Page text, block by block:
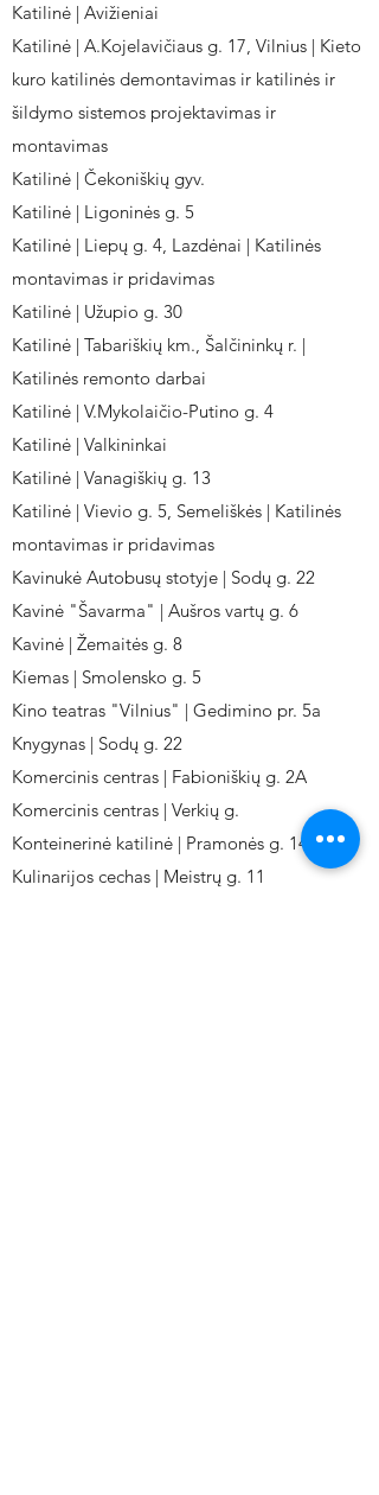
Katilinė | Avižieniai
Katilinė | A.Kojelavičiaus g. 17, Vilnius | Kieto
kuro katilinės demontavimas ir katilinės ir
šildymo sistemos projektavimas ir
montavimas
Katilinė | Čekoniškių gyv.
Katilinė | Ligoninės g. 5
Katilinė | Liepų g. 4, Lazdėnai | Katilinės
montavimas ir pridavimas
Katilinė | Užupio g. 30
Katilinė | Tabariškių km., Šalčininkų r. |
Katilinės remonto darbai
Katilinė | V.Mykolaičio-Putino g. 4
Katilinė | Valkininkai
Katilinė | Vanagiškių g. 13
Katilinė | Vievio g. 5, Semeliškės | Katilinės
montavimas ir pridavimas
Kavinukė Autobusų stotyje | Sodų g. 22
Kavinė "Šavarma" | Aušros vartų g. 6
Kavinė | Žemaitės g. 8
Kiemas | Smolensko g. 5
Kino teatras "Vilnius" | Gedimino pr. 5a
Knygynas | Sodų g. 22
Komercinis centras | Fabioniškių g. 2A
Komercinis centras | Verkių g.
Konteinerinė katilinė | Pramonės g. 141
Kulinarijos cechas | Meistrų g. 11